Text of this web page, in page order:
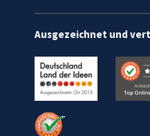
Ausgezeichnet und